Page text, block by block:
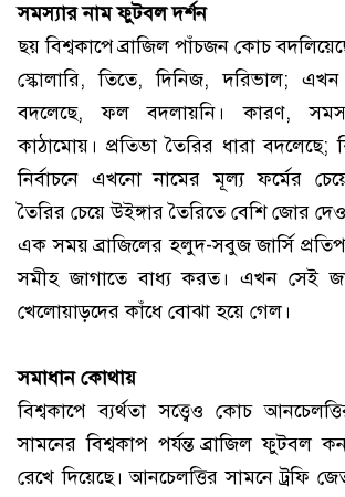
সমস্যার নাম ফুটবল দর্শন
ছয় বিশ্বকাপে ব্রাজিল পাঁচজন কোচ
স্কোলারি, তিতে, দিনিজ, দরিভাল;
বদলেছে, ফল বদলায়নি। কারণ,
কাঠামোয়। প্রতিভা তৈরির ধারা বদলেছে;
নির্বাচনে এখনো নামের মূল্য ফর্মের
তৈরির চেয়ে উইঙ্গার তৈরিতে বেশি জোর
এক সময় ব্রাজিলের হলুদ-সবুজ জার্সি
সমীহ জাগাতে বাধ্য করত। এখন সেই
খেলোয়াড়দের কাঁধে বোঝা হয়ে গেল।
সমাধান কোথায়
বিশ্বকাপে ব্যর্থতা সত্ত্বেও কোচ
সামনের বিশ্বকাপ পর্যন্ত ব্রাজিল ফুটবল
রেখে দিয়েছে। আনচেলত্তির সামনে ট্রফি